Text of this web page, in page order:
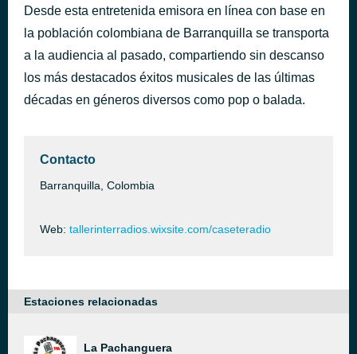
Hotel California
Pentágono
In the Name of Love
Sharon Redd
hace 38 minutos
What I Got Is What You Need
Unique
Desde esta entretenida emisora en línea con base en
la población colombiana de Barranquilla se transporta
a la audiencia al pasado, compartiendo sin descanso
los más destacados éxitos musicales de las últimas
décadas en géneros diversos como pop o balada.
Contacto
Barranquilla, Colombia
Web: tallerinterradios.wixsite.com/caseteradio
Estaciones relacionadas
La Pachanguera